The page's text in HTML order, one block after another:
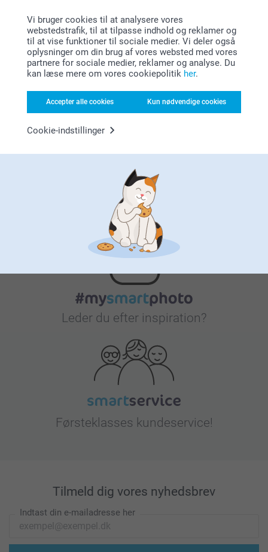
Vi bruger cookies til at analysere vores
webstedstrafik, til at tilpasse indhold og reklamer og
til at vise funktioner til sociale medier. Vi deler også
oplysninger om din brug af vores websted med vores
partnere for sociale medier, reklamer og analyse. Du
kan læse mere om vores cookiepolitik her.
Accepter alle cookies Kun nødvendige cookies
Cookie-indstillinger
Tilfreds kunde garanti
Bonus på alle dine køb
Leder du efter inspiration?
Førsteklasses kundeservice!
Tilmeld dig vores nyhedsbrev
Indtast din e-mailadresse her